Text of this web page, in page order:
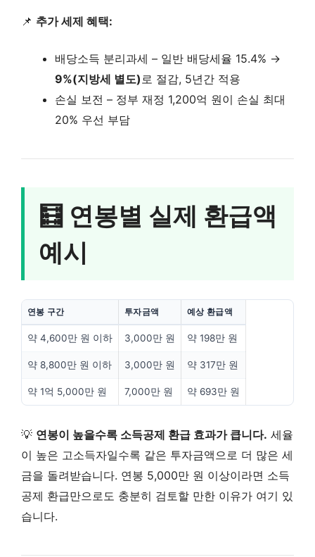
📌 추가 세제 혜택:
배당소득 분리과세 – 일반 배당세율 15.4% →
9%(지방세 별도) 로 절감, 5년간 적용
손실 보전 – 정부 재정 1,200억 원이 손실 최대
20% 우선 부담
🧮 연봉별 실제 환급액
예시
연봉 구간 투자금액 예상 환급액
약 4,600만 원 이하 3,000만 원 약 198만 원
약 8,800만 원 이하 3,000만 원 약 317만 원
약 1억 5,000만 원 7,000만 원 약 693만 원
💡 연봉이 높을수록 소득공제 환급 효과가 큽니다. 세율
이 높은 고소득자일수록 같은 투자금액으로 더 많은 세
금을 돌려받습니다. 연봉 5,000만 원 이상이라면 소득
공제 환급만으로도 충분히 검토할 만한 이유가 여기 있
습니다.